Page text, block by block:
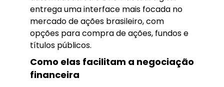
entrega uma interface mais focada no
mercado de ações brasileiro, com
opções para compra de ações, fundos e
títulos públicos.
Como elas facilitam a negociação
financeira